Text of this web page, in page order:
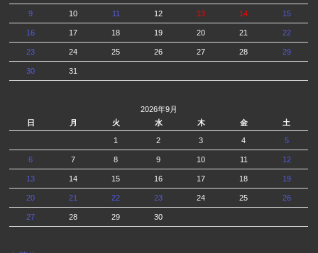
9 10 11 12 13 14 15
16 17 18 19 20 21 22
23 24 25 26 27 28 29
30 31
2026年9月
日
月 火 水 木 金 土
1 2 3 4 5
6 7 8 9 10 11 12
13 14 15 16 17 18 19
20 21 22 23 24 25 26
27 28 29 30